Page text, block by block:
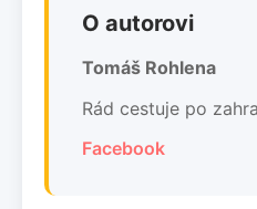
O autorovi
Tomáš Rohlena
Rád cestuje po
Facebook